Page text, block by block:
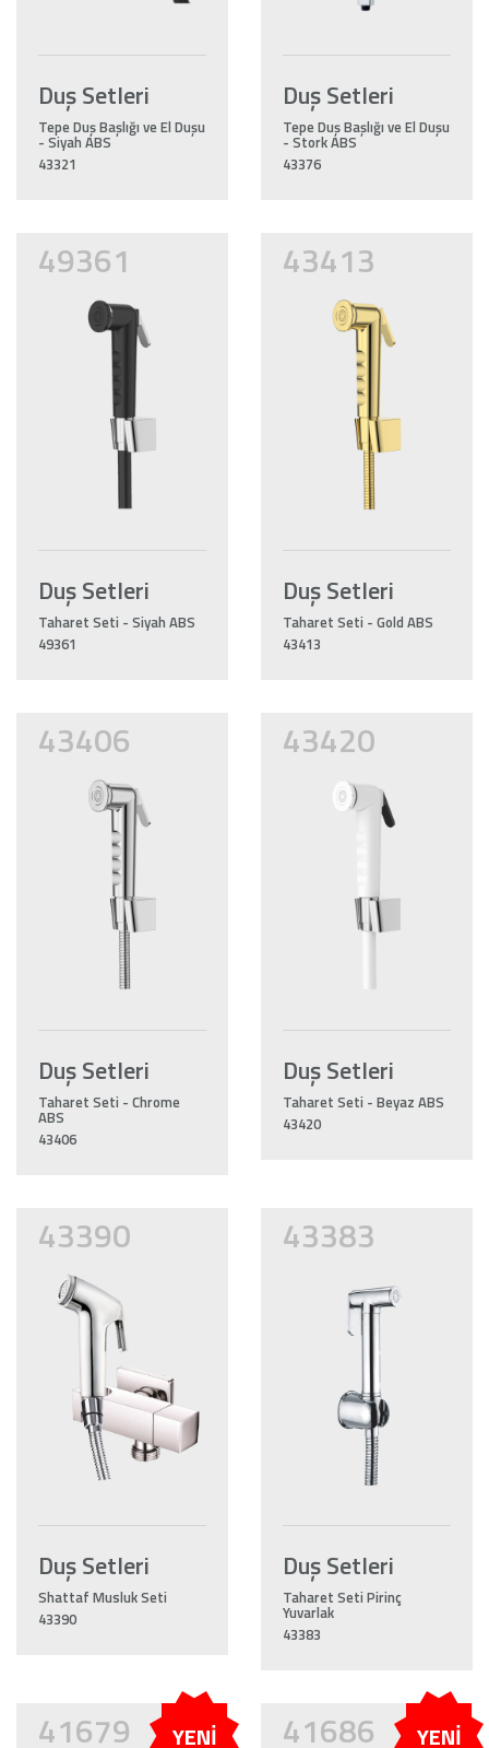
Duş Setleri
Tepe Duş Başlığı ve El Duşu
- Siyah ABS
43321
Duş Setleri
Tepe Duş Başlığı ve El Duşu
- Stork ABS
43376
49361
Duş Setleri
Taharet Seti - Siyah ABS
49361
43413
Duş Setleri
Taharet Seti - Gold ABS
43413
43406
Duş Setleri
Taharet Seti - Chrome
ABS
43406
43420
Duş Setleri
Taharet Seti - Beyaz ABS
43420
43390
Duş Setleri
Shattaf Musluk Seti
43390
43383
Duş Setleri
Taharet Seti Pirinç
Yuvarlak
43383
41679 YENİ 41686 YENİ